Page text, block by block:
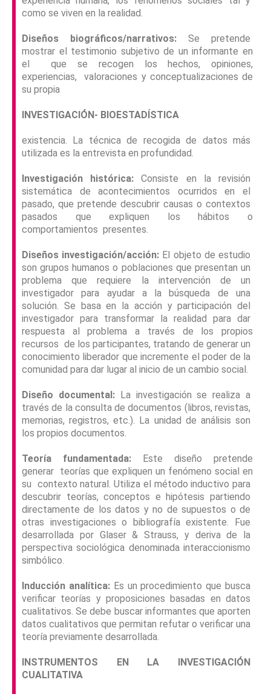
como se viven en la realidad.
Diseños biográficos/narrativos: Se pretende
mostrar el testimonio subjetivo de un informante en
el que se recogen los hechos, opiniones,
experiencias, valoraciones y conceptualizaciones de
su propia
INVESTIGACIÓN- BIOESTADÍSTICA
existencia. La técnica de recogida de datos más
utilizada es la entrevista en profundidad.
Investigación histórica:Consiste en la revisión
sistemática de acontecimientos ocurridos en el
pasado, que pretende descubrir causas o contextos
pasados que expliquen los hábitos o
comportamientos presentes.
Diseños investigación/acción: El objeto de estudio
son grupos humanos o poblaciones que presentan un
problema que requiere la intervención de un
investigador para ayudar a la búsqueda de una
solución. Se basa en la acción y participación del
investigador para transformar la realidad para dar
respuesta al problema a través de los propios
recursos de los participantes, tratando de generar un
conocimiento liberador que incremente el poder de la
comunidad para dar lugar al inicio de un cambio social.
Diseño documental: La investigación se realiza a
través de la consulta de documentos (libros, revistas,
memorias, registros, etc.). La unidad de análisis son
los propios documentos.
Teoría fundamentada: Este diseño pretende
generar teorías que expliquen un fenómeno social en
su contexto natural. Utiliza el método inductivo para
descubrir teorías, conceptos e hipótesis partiendo
directamente de los datos y no de supuestos o de
otras investigaciones o bibliografía existente. Fue
desarrollada por Glaser & Strauss, y deriva de la
perspectiva sociológica denominada interaccionismo
simbólico.
Inducción analítica: Es un procedimiento que busca
verificar teorías y proposiciones basadas en datos
cualitativos. Se debe buscar informantes que aporten
datos cualitativos que permitan refutar o verificar una
teoría previamente desarrollada.
INSTRUMENTOS EN LA INVESTIGACIÓN
CUALITATIVA